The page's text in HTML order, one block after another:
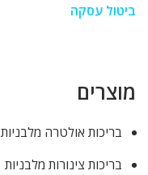
ביטול עסקה
מוצרים
בריכות אולטרה מלבניות
בריכות צינורות מלבניות